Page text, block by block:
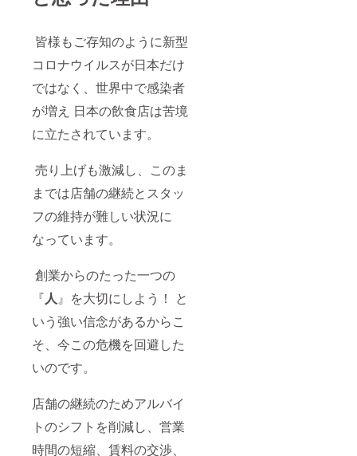
皆様もご存知のように新型
コロナウイルスが日本だけ
ではなく、世界中で感染者
が増え 日本の飲食店は苦境
に立たされています。
売り上げも激減し、このま
までは店舗の継続とスタッ
フの維持が難しい状況に
なっています。
創業からのたった一つの
『人』を大切にしよう！ と
いう強い信念があるからこ
そ、今この危機を回避した
いのです。
店舗の継続のためアルバイ
トのシフトを削減し、営業
時間の短縮、賃料の交渉、